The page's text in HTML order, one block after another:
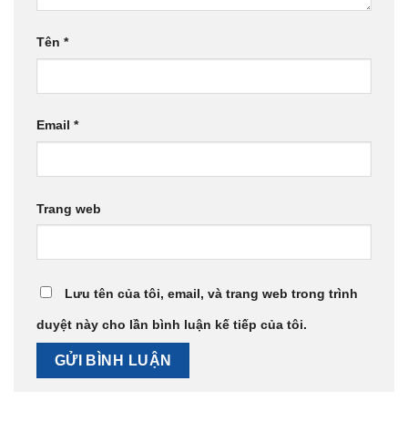
Tên *
Email *
Trang web
Lưu tên của tôi, email, và trang web trong trình
duyệt này cho lần bình luận kế tiếp của tôi.